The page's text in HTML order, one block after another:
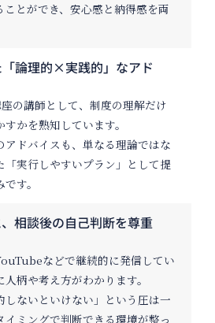
ことができ、安心感と納得感を両
論理的×実践的」なアド
の講師として、 制度の理解だけ
すかを熟知しています。
アドバイスも、単なる理論ではな
「実行しやすいプラン」として提
す。
相談後の自己判断を尊重
などで継続的に発信してい
人柄や考え方がわかります。
しないといけない」という圧は一
イミングで判断できる環境が整っ